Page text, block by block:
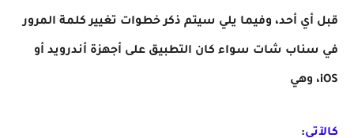
قبل أي أحد، وفيما يلي سيتم ذكر خطوات تغيير كلمة المرور
في سناب شات سواء كان التطبيق على أجهزة أندرويد أو
iOS، وهي
كالآتي: